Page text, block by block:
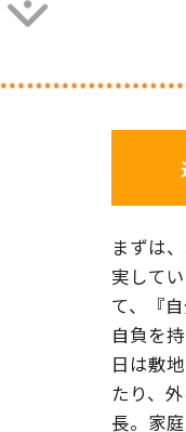
まずは
実して
て、『
自負を
日は敷
たり、
長。家